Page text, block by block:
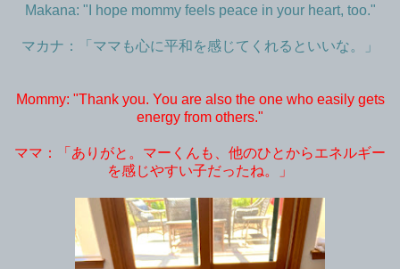
Makana: "I hope mommy feels peace in your heart, too."
マカナ：「ママも心に平和を感じてくれるといいな。」
Mommy: "Thank you. You are also the one who easily gets
energy from others."
ママ：「ありがと。マーくんも、他のひとからエネルギー
を感じやすい子だったね。」